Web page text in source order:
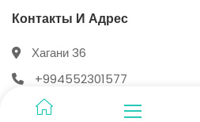
Контакты И Адрес
Хагани 36
+994552301577
info@dietstore.az